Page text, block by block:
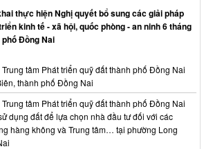
thực hiện Nghị quyết bổ sung các giải pháp
kinh tế - xã hội, quốc phòng - an ninh 6 tháng
Đồng Nai
tâm Phát triển quỹ đất thành phố Đồng Nai
thành phố Đồng Nai
tâm Phát triển quỹ đất thành phố Đồng Nai
dụng đất để lựa chọn nhà đầu tư đối với các
hàng không và Trung tâm… tại phường Long